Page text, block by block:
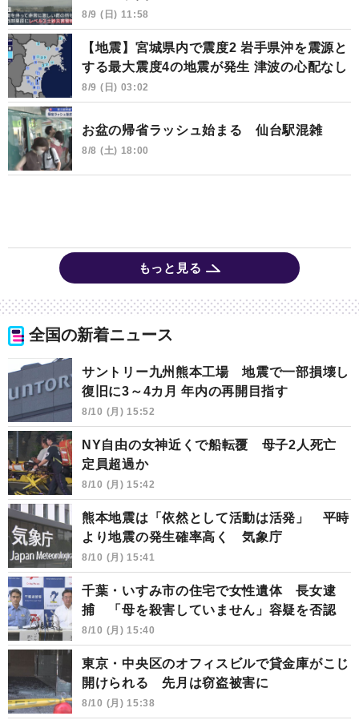
8/9 (日) 11:58
【地震】宮城県内で震度2 岩手県沖を震源と
する最大震度4の地震が発生 津波の心配なし
8/9 (日) 03:02
お盆の帰省ラッシュ始まる 仙台駅混雑
8/8 (土) 18:00
もっと見る
全国の新着ニュース
サントリー九州熊本工場 地震で一部損壊し
復旧に3～4カ月 年内の再開目指す
8/10 (月) 15:52
NY自由の女神近くで船転覆 母子2人死亡
定員超過か
8/10 (月) 15:42
熊本地震は「依然として活動は活発」 平時
より地震の発生確率高く 気象庁
8/10 (月) 15:41
千葉・いすみ市の住宅で女性遺体 長女逮
捕 「母を殺害していません」容疑を否認
8/10 (月) 15:40
東京・中央区のオフィスビルで貸金庫がこじ
開けられる 先月は窃盗被害に
8/10 (月) 15:38